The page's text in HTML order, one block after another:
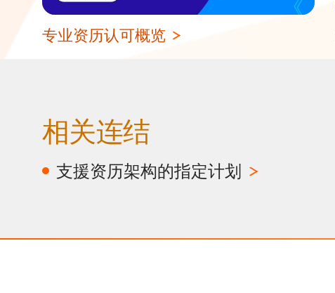
专业资历认可概览
相关连结
支援资历架构的指定计划